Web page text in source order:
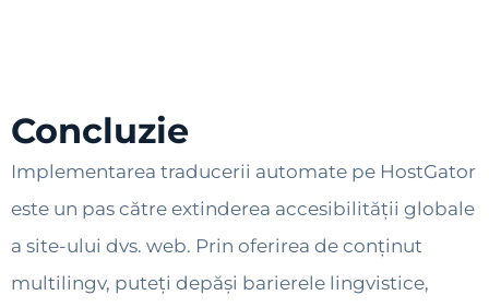
Concluzie
Implementarea traducerii automate pe HostGator
este un pas către extinderea accesibilității globale
a site-ului dvs. web. Prin oferirea de conținut
multilingv, puteți depăși barierele lingvistice,